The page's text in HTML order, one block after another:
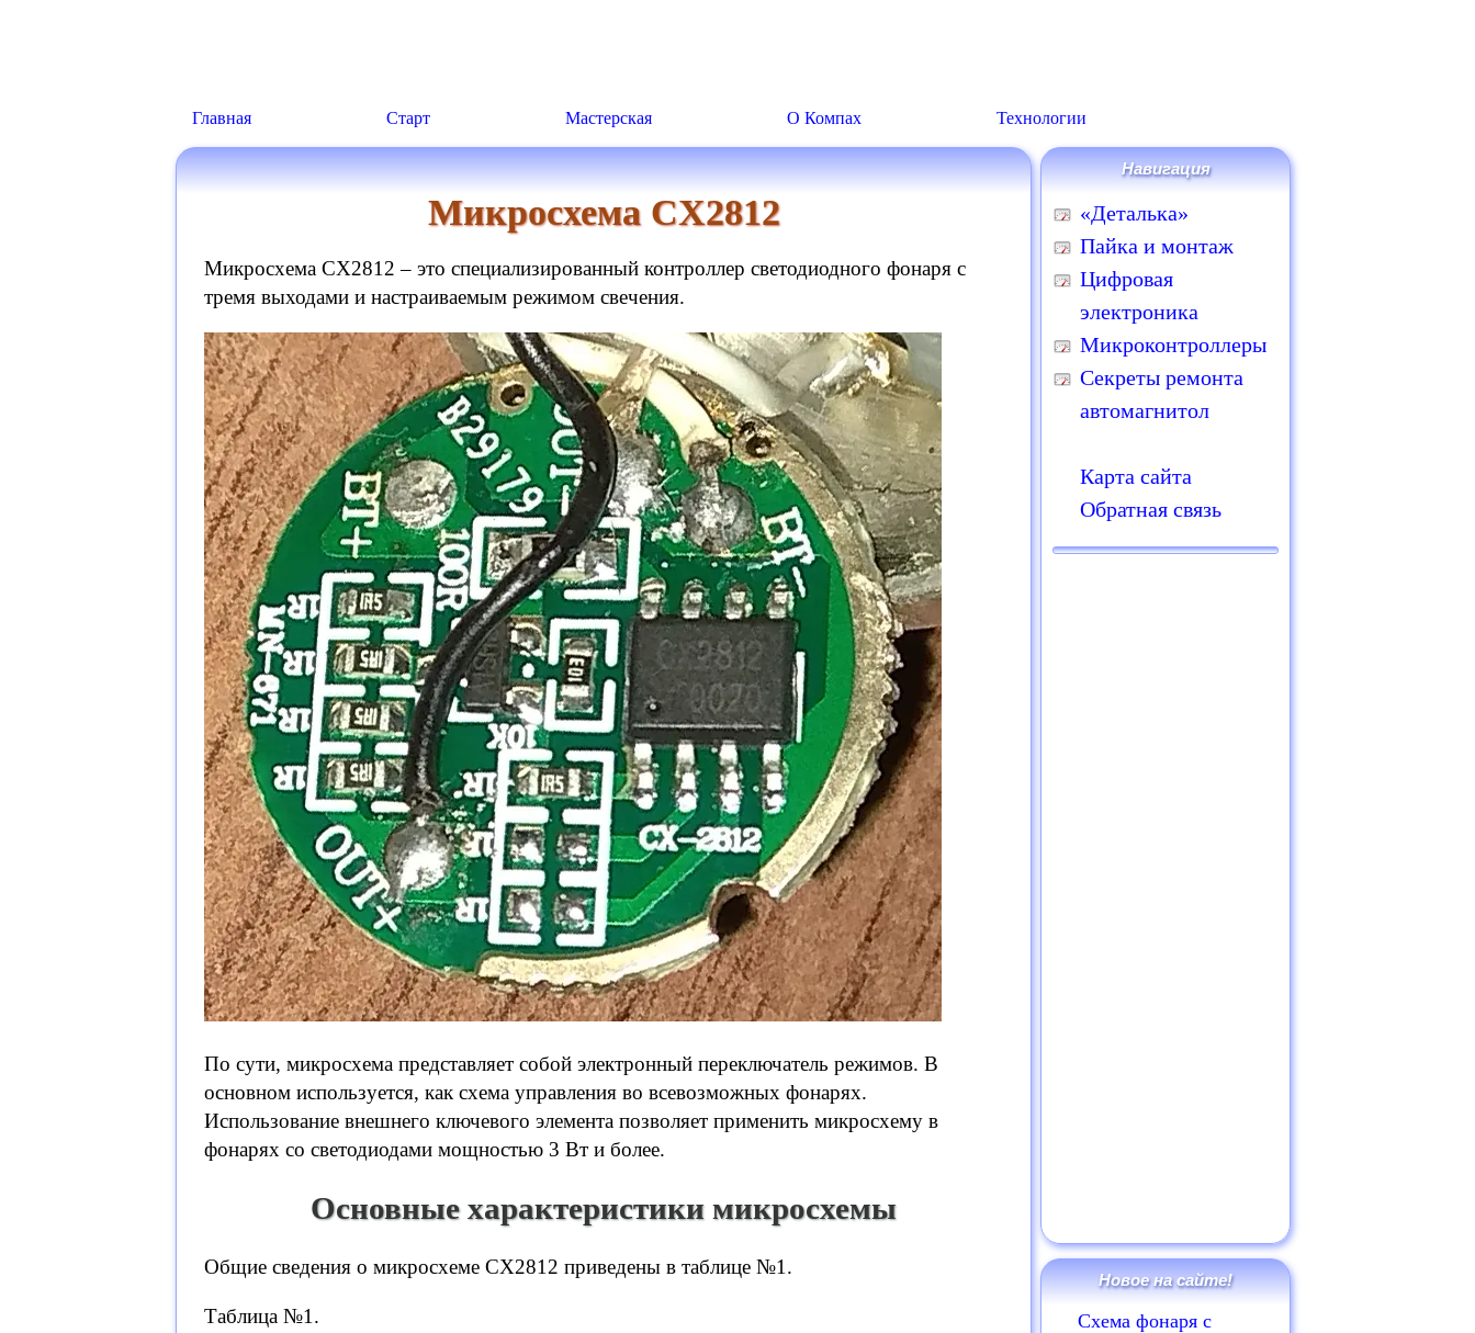
Главная Старт Мастерская О Компах Технологии
Микросхема CX2812
Микросхема CX2812 – это специализированный контроллер светодиодного фонаря с
тремя выходами и настраиваемым режимом свечения.
По сути, микросхема представляет собой электронный переключатель режимов. В
основном используется, как схема управления во всевозможных фонарях.
Использование внешнего ключевого элемента позволяет применить микросхему в
фонарях со светодиодами мощностью 3 Вт и более.
Основные характеристики микросхемы
Общие сведения о микросхеме CX2812 приведены в таблице №1.
Таблица №1.
Навигация
«Деталька»
Пайка и монтаж
Цифровая
электроника
Микроконтроллеры
Секреты ремонта
автомагнитол
Карта сайта
Обратная связь
Новое на сайте!
Схема фонаря с